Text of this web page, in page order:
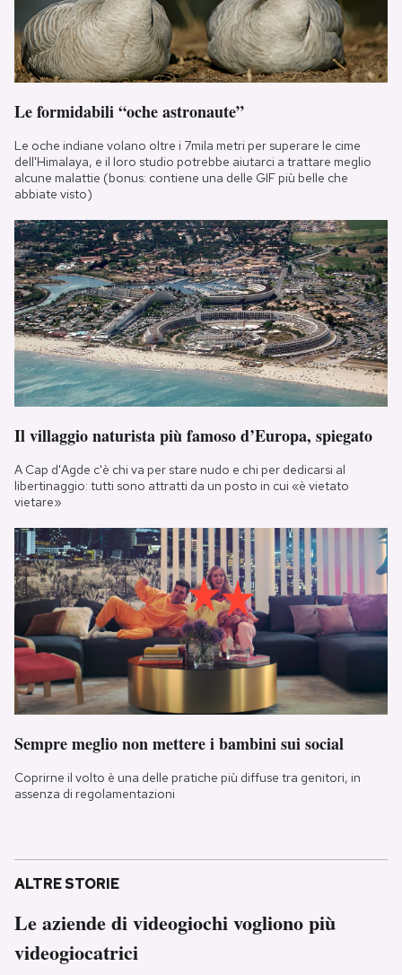
Le formidabili “oche astronaute”
Le oche indiane volano oltre i 7mila metri per superare le cime
dell'Himalaya, e il loro studio potrebbe aiutarci a trattare meglio
alcune malattie (bonus: contiene una delle GIF più belle che
abbiate visto)
Il villaggio naturista più famoso d’Europa, spiegato
A Cap d'Agde c'è chi va per stare nudo e chi per dedicarsi al
libertinaggio: tutti sono attratti da un posto in cui «è vietato
vietare»
Sempre meglio non mettere i bambini sui social
Coprirne il volto è una delle pratiche più diffuse tra genitori, in
assenza di regolamentazioni
ALTRE STORIE
Le aziende di videogiochi vogliono più
videogiocatrici